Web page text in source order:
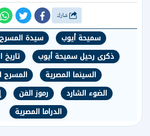
سميحة أيوب
سيدة
ذكرى رحيل سميحة أيوب
السينما المصرية
المسرح
الضوء الشارد
رموز الفن
الدراما المصرية